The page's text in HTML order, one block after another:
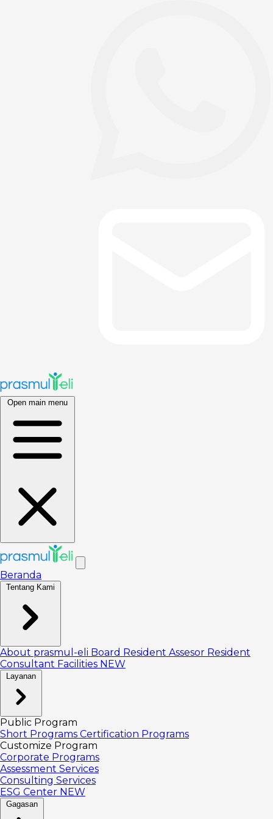
Open main menu
Beranda
Tentang Kami
About prasmul-eli Board Resident Assesor Resident
Consultant Facilities NEW
Layanan
Public Program
Short Programs Certification Programs
Customize Program
Corporate Programs
Assessment Services
Consulting Services
ESG Center NEW
Gagasan